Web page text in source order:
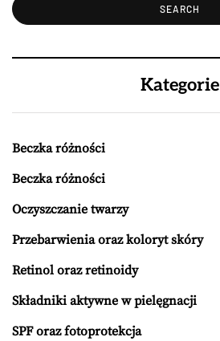
Kategorie
Beczka różności
Beczka różności
Oczyszczanie twarzy
Przebarwienia oraz koloryt skóry
Retinol oraz retinoidy
Składniki aktywne w pielęgnacji
SPF oraz fotoprotekcja